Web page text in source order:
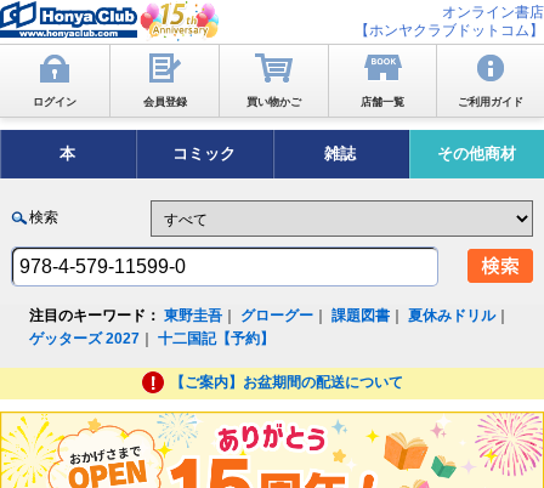
オンライン書店
【ホンヤクラブドットコム】
ログイン 会員登録 買い物かご 店舗一覧 ご利用ガイド
本 コミック 雑誌 その他商材
検索
注目のキーワード： 東野圭吾 グローグー ｜課題図書 ｜夏休みドリル｜
ゲッターズ 2027 ｜十二国記【予約】
【ご案内】お盆期間の配送について